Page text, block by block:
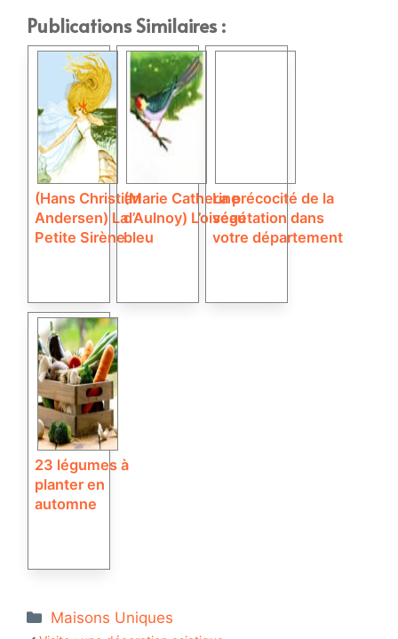
Publications Similaires :
(Hans Christian
Andersen) La
Petite Sirène
(Marie Catherine
d’Aulnoy) L’oiseau
bleu
La précocité de la
végétation dans
votre département
23 légumes à
planter en
automne
Catégories
Maisons Uniques